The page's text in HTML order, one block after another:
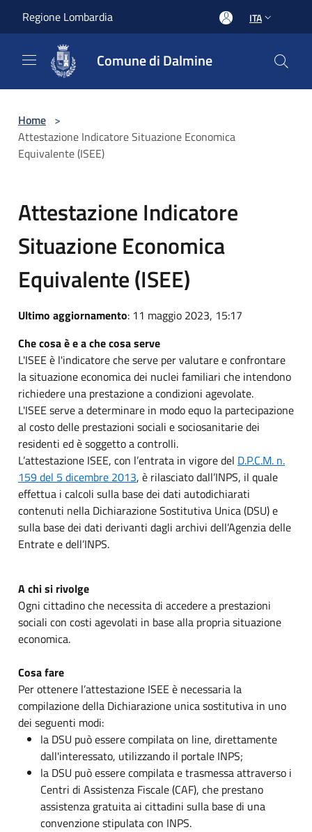
Regione Lombardia ITA
Comune di Dalmine
Home >
Attestazione Indicatore Situazione Economica
Equivalente (ISEE)
Attestazione Indicatore
Situazione Economica
Equivalente (ISEE)
Ultimo aggiornamento: 11 maggio 2023, 15:17
Che cosa è e a che cosa serve
L'ISEE è l'indicatore che serve per valutare e confrontare
la situazione economica dei nuclei familiari che intendono
richiedere una prestazione a condizioni agevolate.
L'ISEE serve a determinare in modo equo la partecipazione
al costo delle prestazioni sociali e sociosanitarie dei
residenti ed è soggetto a controlli.
L’attestazione ISEE, con l’entrata in vigore del D.P.C.M. n.
159 del 5 dicembre 2013, è rilasciato dall’INPS, il quale
effettua i calcoli sulla base dei dati autodichiarati
contenuti nella Dichiarazione Sostitutiva Unica (DSU) e
sulla base dei dati derivanti dagli archivi dell’Agenzia delle
Entrate e dell’INPS.
A chi si rivolge
Ogni cittadino che necessita di accedere a prestazioni
sociali con costi agevolati in base alla propria situazione
economica.
Cosa fare
Per ottenere l’attestazione ISEE è necessaria la
compilazione della Dichiarazione unica sostitutiva in uno
dei seguenti modi:
la DSU può essere compilata on line, direttamente
dall'interessato, utilizzando il portale INPS;
la DSU può essere compilata e trasmessa attraverso i
Centri di Assistenza Fiscale (CAF), che prestano
assistenza gratuita ai cittadini sulla base di una
convenzione stipulata con INPS.